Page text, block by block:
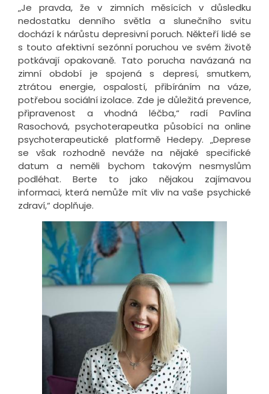
„Je pravda, že v zimních měsících v důsledku
nedostatku denního světla a slunečního svitu
dochází k nárůstu depresivní poruch. Někteří lidé se
s touto afektivní sezónní poruchou ve svém životě
potkávají opakovaně. Tato porucha navázaná na
zimní období je spojená s depresí, smutkem,
ztrátou energie, ospalostí, přibíráním na váze,
potřebou sociální izolace. Zde je důležitá prevence,
připravenost a vhodná léčba,“ radí Pavlína
Rasochová, psychoterapeutka působící na online
psychoterapeutické platformě Hedepy. „Deprese
se však rozhodně neváže na nějaké specifické
datum a neměli bychom takovým nesmyslům
podléhat. Berte to jako nějakou zajímavou
informaci, která nemůže mít vliv na vaše psychické
zdraví,“ doplňuje.